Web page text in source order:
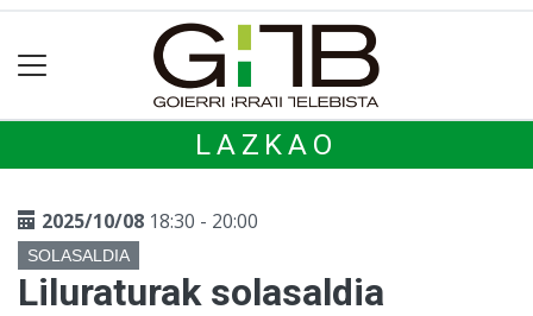
LAZKAO
2025/10/08 18:30 - 20:00
SOLASALDIA
Liluraturak solasaldia